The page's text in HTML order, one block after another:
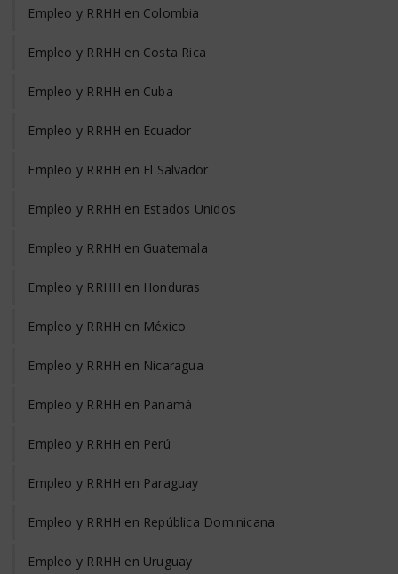
Empleo y RRHH en Colombia
Empleo y RRHH en Costa Rica
Empleo y RRHH en Cuba
Empleo y RRHH en Ecuador
Empleo y RRHH en El Salvador
Empleo y RRHH en Estados Unidos
Empleo y RRHH en Guatemala
Empleo y RRHH en Honduras
Empleo y RRHH en México
Empleo y RRHH en Nicaragua
Empleo y RRHH en Panamá
Empleo y RRHH en Perú
Empleo y RRHH en Paraguay
Empleo y RRHH en República Dominicana
Empleo y RRHH en Uruguay